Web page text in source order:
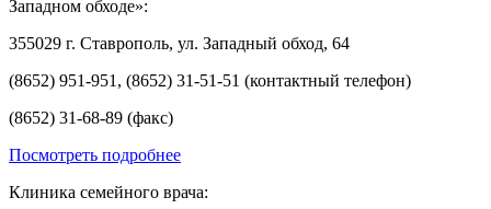
Западном обходе»:
355029 г. Ставрополь, ул. Западный обход, 64
(8652) 951-951, (8652) 31-51-51 (контактный телефон)
(8652) 31-68-89 (факс)
Посмотреть подробнее
Клиника семейного врача: